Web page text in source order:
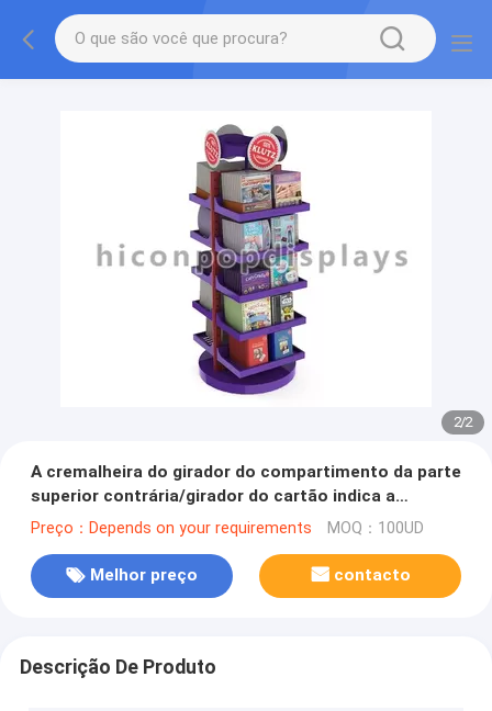
2/2
A cremalheira do girador do compartimento da parte
superior contrária/girador do cartão indica a
madeira
Preço：Depends on your requirements MOQ：100UD
Melhor preço contacto
Descrição De Produto